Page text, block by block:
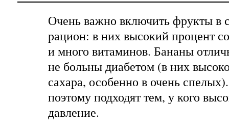
Очень важно включить фрукты в
рацион: в них высокий процент
и много витаминов. Бананы
не больны диабетом (в них
сахара, особенно в очень
поэтому подходят тем, у кого
давление.